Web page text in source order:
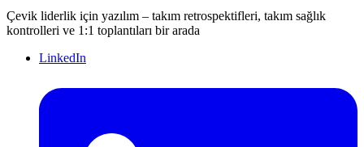
Çevik liderlik için yazılım – takım retrospektifleri, takım sağlık
kontrolleri ve 1:1 toplantıları bir arada
LinkedIn